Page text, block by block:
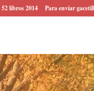
52 libros 2014 Para enviar